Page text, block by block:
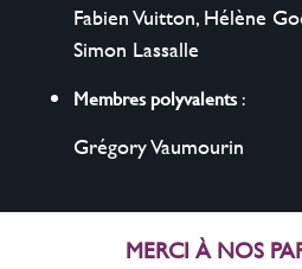
Fabien Vuitton,Hélène
Simon Lassalle
Membres polyvalents:
Grégory Vaumourin
MERCI À NOS